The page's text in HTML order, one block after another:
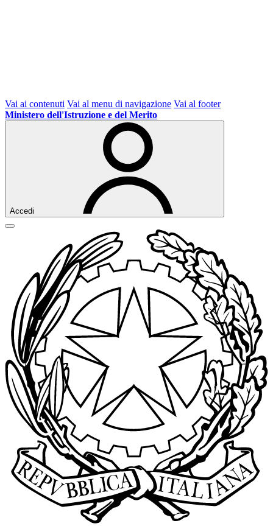
Vai ai contenuti Vai al menu di navigazione Vai al footer
Ministero dell'Istruzione e del Merito
Accedi